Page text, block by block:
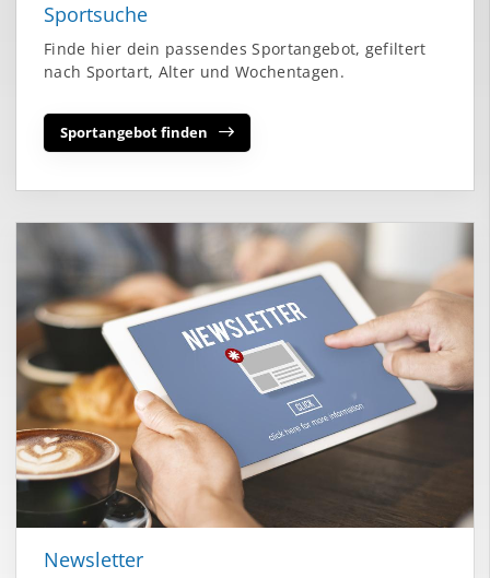
Sportsuche
Finde hier dein passendes Sportangebot, gefiltert
nach Sportart, Alter und Wochentagen.
Sportangebot finden
Newsletter